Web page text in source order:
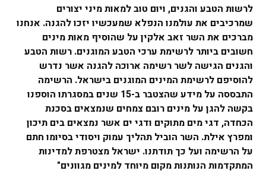
לרשות הטבע והגנים, ויום טוב למאות מיני יצורים
שמרכיבים את עולמנו הנפלא שמעכשיו יזכו להגנה. אנחנו
מברכים את השר זאב אלקין על שהוסיף מאות מינים
חשובים ביותר לרשימת ערכי הטבע המוגנים. רשות הטבע
והגנים הגישה לשר רשימה ארוכה להגנה אשר נדרש
להוסיפם לרשימת המינים המוגנים בישראל. הרשימה
התבססה על מידע שהצטבר ב-15 שנים במסגרתו הוספנו
בקשה להגן על מינים רובם צמחים שנמצאים בסכנת
הכחדה, דגי מים מתוקים ודגי ים אשר נמצאים בים תיכון
ומפרץ אילת. השר הוביל תהליך עמוק ויסודי בסיומו חתם
על הרשימה ועל כך תודתנו. ישראל מצטרפת למדינות
המתקדמות הנותנות מקום מיוחד למינים מגוונים"